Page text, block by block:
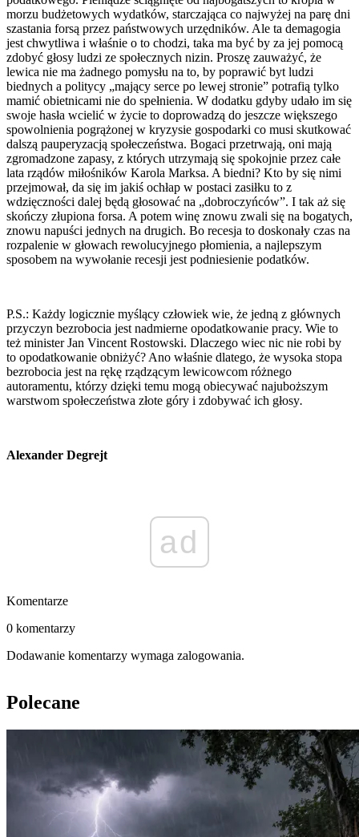
morzu budżetowych wydatków, starczająca co najwyżej na parę dni
szastania forsą przez państwowych urzędników. Ale ta demagogia
jest chwytliwa i właśnie o to chodzi, taka ma być by za jej pomocą
zdobyć głosy ludzi ze społecznych nizin. Proszę zauważyć, że
lewica nie ma żadnego pomysłu na to, by poprawić byt ludzi
biednych a politycy „mający serce po lewej stronie” potrafią tylko
mamić obietnicami nie do spełnienia. W dodatku gdyby udało im się
swoje hasła wcielić w życie to doprowadzą do jeszcze większego
spowolnienia pogrążonej w kryzysie gospodarki co musi skutkować
dalszą pauperyzacją społeczeństwa. Bogaci przetrwają, oni mają
zgromadzone zapasy, z których utrzymają się spokojnie przez całe
lata rządów miłośników Karola Marksa. A biedni? Kto by się nimi
przejmował, da się im jakiś ochłap w postaci zasiłku to z
wdzięczności dalej będą głosować na „dobroczyńców”. I tak aż się
skończy złupiona forsa. A potem winę znowu zwali się na bogatych,
znowu napuści jednych na drugich. Bo recesja to doskonały czas na
rozpalenie w głowach rewolucyjnego płomienia, a najlepszym
sposobem na wywołanie recesji jest podniesienie podatków.
P.S.: Każdy logicznie myślący człowiek wie, że jedną z głównych
przyczyn bezrobocia jest nadmierne opodatkowanie pracy. Wie to
też minister Jan Vincent Rostowski. Dlaczego wiec nic nie robi by
to opodatkowanie obniżyć? Ano właśnie dlatego, że wysoka stopa
bezrobocia jest na rękę rządzącym lewicowcom różnego
autoramentu, którzy dzięki temu mogą obiecywać najuboższym
warstwom społeczeństwa złote góry i zdobywać ich głosy.
Alexander Degrejt
ad
Komentarze
0 komentarzy
Dodawanie komentarzy wymaga zalogowania.
Polecane